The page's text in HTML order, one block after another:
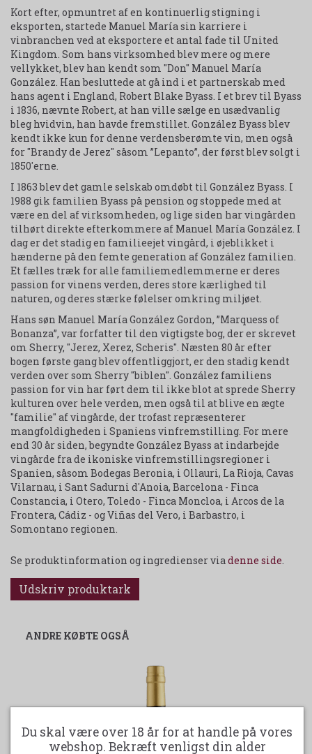
Kort efter, opmuntret af en kontinuerlig stigning i
eksporten, startede Manuel María sin karriere i
vinbranchen ved at eksportere et antal fade til United
Kingdom. Som hans virksomhed blev mere og mere
vellykket, blev han kendt som "Don" Manuel María
González. Han besluttede at gå ind i et partnerskab med
hans agent i England, Robert Blake Byass. I et brev til Byass
i 1836, nævnte Robert, at han ville sælge en usædvanlig
bleg hvidvin, han havde fremstillet. González Byass blev
kendt ikke kun for denne verdensberømte vin, men også
for "Brandy de Jerez" såsom ”Lepanto”, der først blev solgt i
1850'erne.
I 1863 blev det gamle selskab omdøbt til González Byass. I
1988 gik familien Byass på pension og stoppede med at
være en del af virksomheden, og lige siden har vingården
tilhørt direkte efterkommere af Manuel María González. I
dag er det stadig en familieejet vingård, i øjeblikket i
hænderne på den femte generation af González familien.
Et fælles træk for alle familiemedlemmerne er deres
passion for vinens verden, deres store kærlighed til
naturen, og deres stærke følelser omkring miljøet.
Hans søn Manuel María González Gordon, ”Marquess of
Bonanza”, var forfatter til den vigtigste bog, der er skrevet
om Sherry, "Jerez, Xerez, Scheris". Næsten 80 år efter
bogen første gang blev offentliggjort, er den stadig kendt
verden over som Sherry "biblen". González familiens
passion for vin har ført dem til ikke blot at sprede Sherry
kulturen over hele verden, men også til at blive en ægte
"familie" af vingårde, der trofast repræsenterer
mangfoldigheden i Spaniens vinfremstilling. For mere
end 30 år siden, begyndte González Byass at indarbejde
vingårde fra de ikoniske vinfremstillingsregioner i
Spanien, såsom Bodegas Beronia, i Ollauri, La Rioja, Cavas
Vilarnau, i Sant Sadurni d'Anoia, Barcelona - Finca
Constancia, i Otero, Toledo - Finca Moncloa, i Arcos de la
Frontera, Cádiz - og Viñas del Vero, i Barbastro, i
Somontano regionen.
Se produktinformation og ingredienser viadenne side.
Udskriv produktark
ANDRE KØBTE OGSÅ
Du skal være over 18 år for at handle på vores
webshop. Bekræft venligst din alder